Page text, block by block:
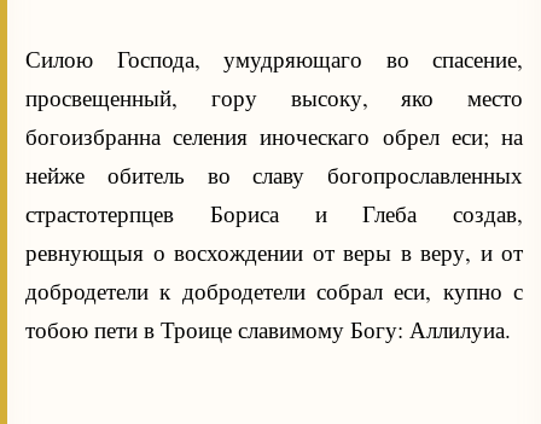
Силою Господа, умудряющаго во спасение,
просвещенный, гору высоку, яко место
богоизбранна селения иноческаго обрел еси; на
нейже обитель во славу богопрославленных
страстотерпцев Бориса и Глеба создав,
ревнующыя о восхождении от веры в веру, и от
добродетели к добродетели собрал еси, купно с
тобою пети в Троице славимому Богу: Аллилуиа.